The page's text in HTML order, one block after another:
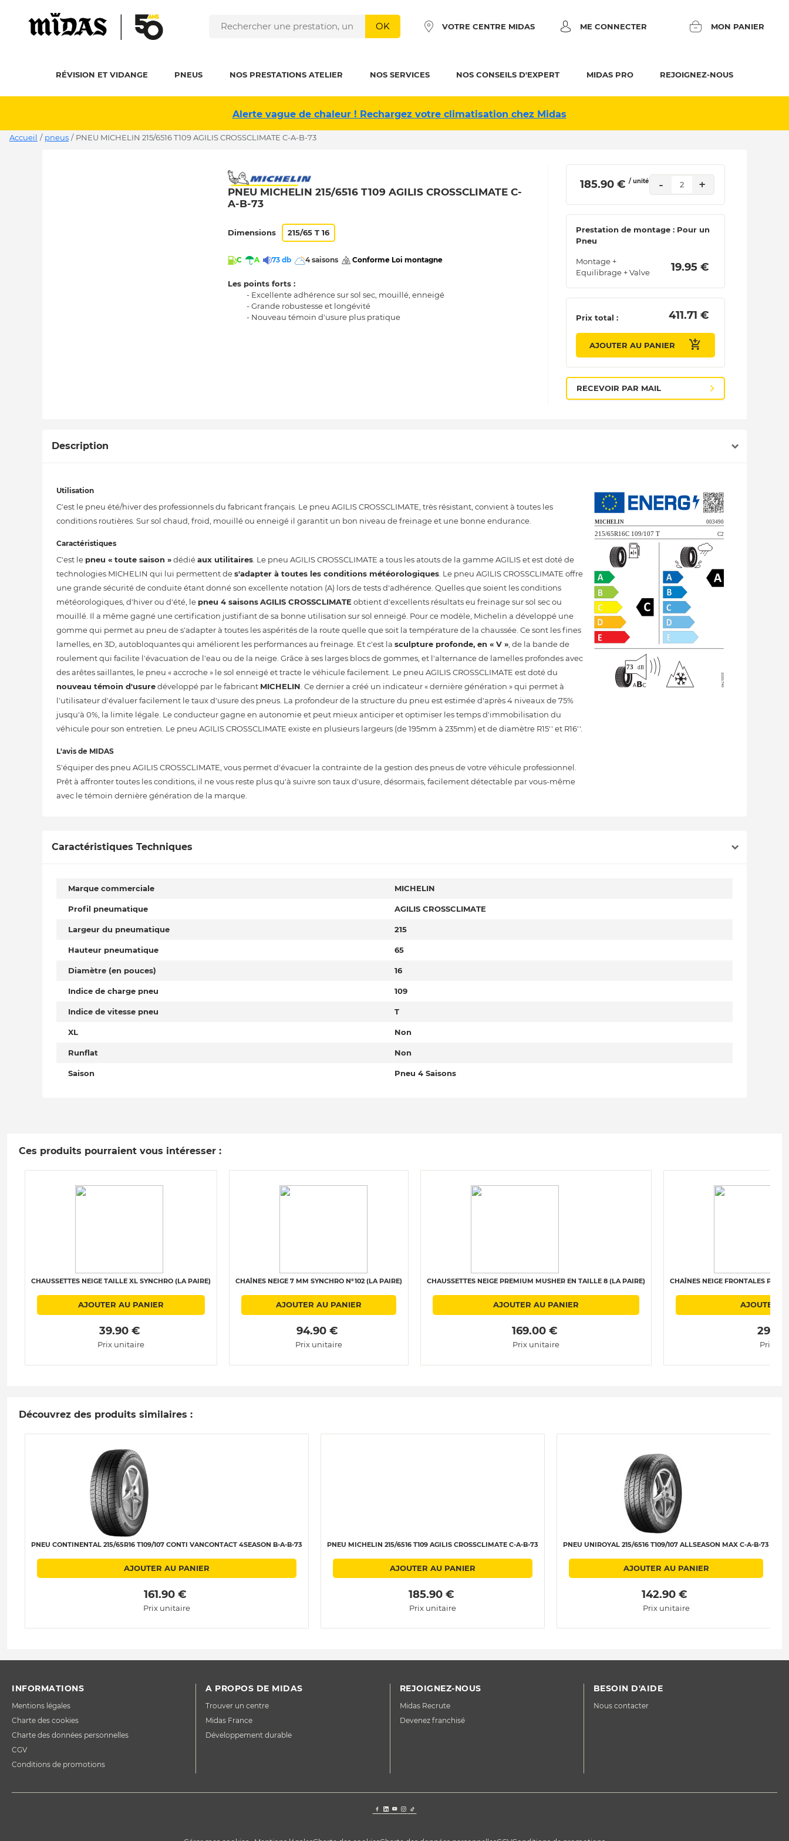
OK VOTRE CENTRE MIDAS ME CONNECTER MON PANIER
RÉVISION ET VIDANGE PNEUS NOS PRESTATIONS ATELIER NOS SERVICES NOS CONSEILS D'EXPERT MIDAS PRO REJOIGNEZ-NOUS
Alerte vague de chaleur ! Rechargez votre climatisation chez Midas
Accueil / pneus / PNEU MICHELIN 215/6516 T109 AGILIS CROSSCLIMATE C-A-B-73
PNEU MICHELIN 215/6516 T109 AGILIS CROSSCLIMATE C-
A-B-73
Dimensions 215/65 T 16
C A 73 db 4 saisons Conforme Loi montagne
Les points forts :
- Excellente adhérence sur sol sec, mouillé, enneigé
- Grande robustesse et longévité
- Nouveau témoin d'usure plus pratique
185.90 € / unité - 2 +
Prestation de montage : Pour un
Pneu
Montage +
Equilibrage + Valve
19.95 €
Prix total : 411.71 €
AJOUTER AU PANIER
RECEVOIR PAR MAIL
Description
Utilisation
C'est le pneu été/hiver des professionnels du fabricant français. Le pneu AGILIS CROSSCLIMATE, très résistant, convient à toutes les
conditions routières. Sur sol chaud, froid, mouillé ou enneigé il garantit un bon niveau de freinage et une bonne endurance.
Caractéristiques
C'est le pneu « toute saison »dédiéaux utilitaires . Le pneu AGILIS CROSSCLIMATE a tous les atouts de la gamme AGILIS et est doté de
technologies MICHELIN qui lui permettent des'adapter à toutes les conditions météorologiques . Le pneu AGILIS CROSSCLIMATE offre
une grande sécurité de conduite étant donné son excellente notation (A) lors de tests d'adhérence. Quelles que soient les conditions
météorologiques, d'hiver ou d'été, le pneu 4 saisonsAGILIS CROSSCLIMATE obtient d'excellents résultats eu freinage sur sol sec ou
mouillé. Il a même gagné une certification justifiant de sa bonne utilisation sur sol enneigé. Pour ce modèle, Michelin a développé une
gomme qui permet au pneu de s'adapter à toutes les aspérités de la route quelle que soit la température de la chaussée. Ce sont les fines
lamelles, en 3D, autobloquantes qui améliorent les performances au freinage. Et c'est la sculpture profonde, en « V » , de la bande de
roulement qui facilite l'évacuation de l'eau ou de la neige. Grâce à ses larges blocs de gommes, et l'alternance de lamelles profondes avec
des arêtes saillantes, le pneu « accroche » le sol enneigé et tracte le véhicule facilement. Le pneu AGILIS CROSSCLIMATE est doté du
nouveau témoin d'usuredéveloppé par le fabricant MICHELIN . Ce dernier a créé un indicateur « dernière génération » qui permet à
l'utilisateur d'évaluer facilement le taux d'usure des pneus. La profondeur de la structure du pneu est estimée d'après 4 niveaux de 75%
jusqu'à 0%, la limite légale. Le conducteur gagne en autonomie et peut mieux anticiper et optimiser les temps d'immobilisation du
véhicule pour son entretien. Le pneu AGILIS CROSSCLIMATE existe en plusieurs largeurs (de 195mm à 235mm) et de diamètre R15'' et R16''.
L'avis de MIDAS
S'équiper des pneu AGILIS CROSSCLIMATE, vous permet d'évacuer la contrainte de la gestion des pneus de votre véhicule professionnel.
Prêt à affronter toutes les conditions, il ne vous reste plus qu'à suivre son taux d'usure, désormais, facilement détectable par vous-même
avec le témoin dernière génération de la marque.
Caractéristiques Techniques
Marque commerciale MICHELIN
Profil pneumatique AGILIS CROSSCLIMATE
Largeur du pneumatique 215
Hauteur pneumatique 65
Diamètre (en pouces) 16
Indice de charge pneu 109
Indice de vitesse pneu T
XL Non
Runflat Non
Saison Pneu 4 Saisons
Ces produits pourraient vous intéresser :
CHAUSSETTES NEIGE TAILLE XL SYNCHRO (LA PAIRE)
AJOUTER AU PANIER
39.90 €
Prix unitaire
CHAÎNES NEIGE 7 MM SYNCHRO N°102 (LA PAIRE)
AJOUTER AU PANIER
94.90 €
Prix unitaire
CHAUSSETTES NEIGE PREMIUM MUSHER EN TAILLE 8 (LA PAIRE)
AJOUTER AU PANIER
169.00 €
Prix unitaire
CHAÎNES NEIGE FRONTALES
AJOUTER
Prix
Découvrez des produits similaires :
PNEU CONTINENTAL 215/65R16 T109/107 CONTI VANCONTACT 4SEASON B-A-B-73
AJOUTER AU PANIER
161.90 €
Prix unitaire
PNEU MICHELIN 215/6516 T109 AGILIS CROSSCLIMATE C-A-B-73
AJOUTER AU PANIER
185.90 €
Prix unitaire
PNEU UNIROYAL 215/6516 T109/107 ALLSEASON MAX C-A-B-73
AJOUTER AU PANIER
142.90 €
Prix unitaire
INFORMATIONS
Mentions légales
Charte des cookies
Charte des données personnelles
CGV
Conditions de promotions
A PROPOS DE MIDAS
Trouver un centre
Midas France
Développement durable
REJOIGNEZ-NOUS
Midas Recrute
Devenez franchisé
BESOIN D'AIDE
Nous contacter